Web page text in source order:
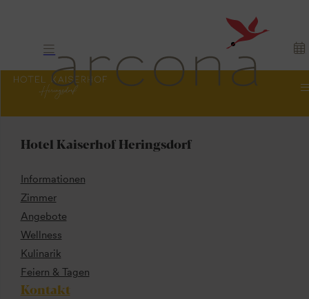
Hotel Kaiserhof Heringsdorf
Informationen
Zimmer
Angebote
Wellness
Kulinarik
Feiern & Tagen
Kontakt